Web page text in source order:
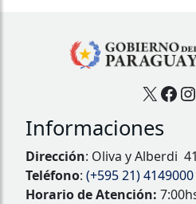
X
Informaciones
Dirección: Oliva y Alberdi
Teléfono: (+595 21) 4149000
Horario de Atención: